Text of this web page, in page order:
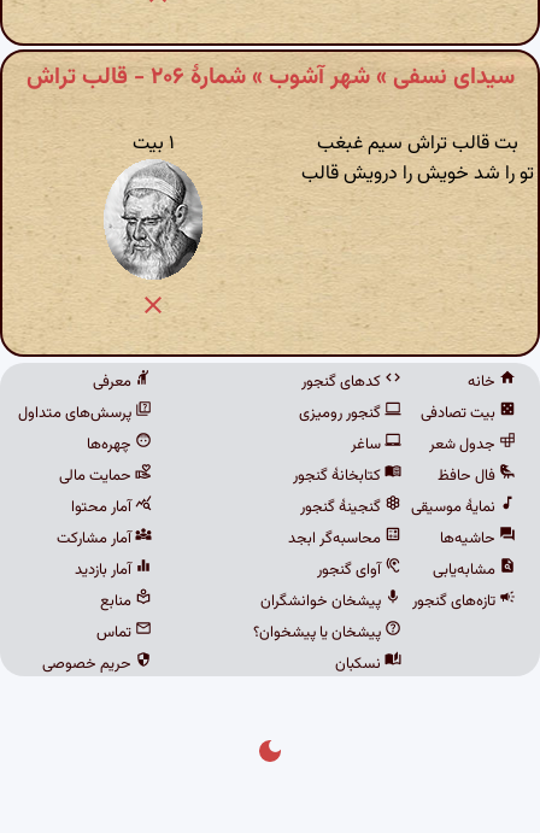
سیدای نسفی » شهر آشوب » شمارهٔ ۲۰۶ - قالب تراش
بت قالب تراش سیم غبغب
تو را شد خویش را درویش قالب
۱ بیت
خانه
بیت تصادفی
جدول شعر
فال حافظ
نمایهٔ موسیقی
حاشیه‌ها
مشابه‌یابی
تازه‌های گنجور
کدهای گنجور
گنجور رومیزی
ساغر
کتابخانهٔ گنجور
گنجینهٔ گنجور
محاسبه‌گر ابجد
آوای گنجور
پیشخان خوانشگران
پیشخان یا پیشخوان؟
نسکبان
معرفی
پرسش‌های متداول
چهره‌ها
حمایت مالی
آمار محتوا
آمار مشارکت
آمار بازدید
منابع
تماس
حریم خصوصی